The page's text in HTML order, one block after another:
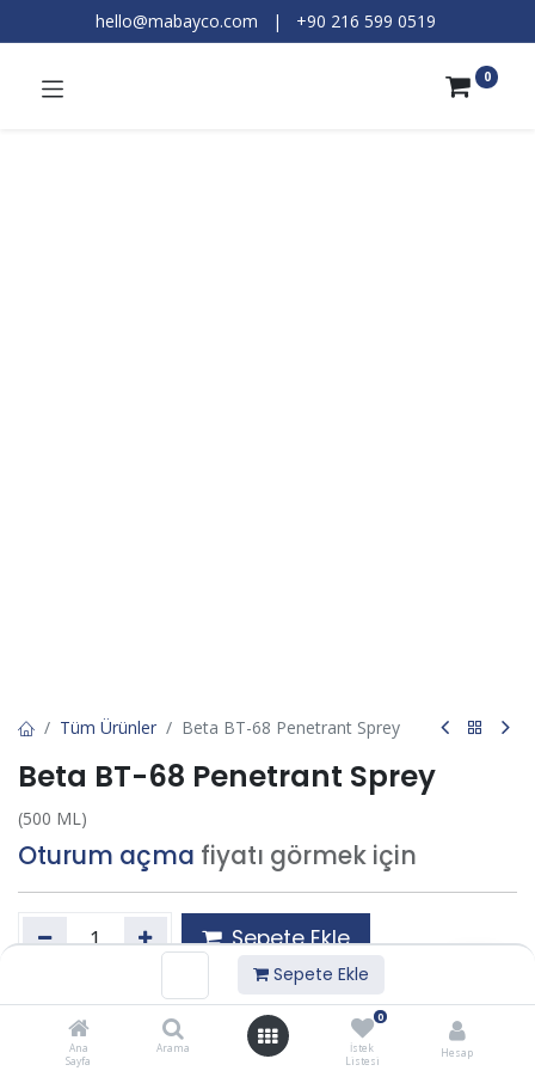
Sepete Ekle
Ana
Sayfa
Arama
0
İstek
Listesi
Hesap
hello@mabayco.com | +90 216 599 0519​
0
Tüm Ürünler Beta BT-68 Penetrant Sprey
Beta BT-68 Penetrant Sprey
(500 ML)
Oturum açma fiyatı görmek için
Sepete Ekle
İstek listesine ekle